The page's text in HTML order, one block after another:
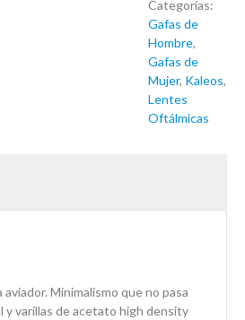
Categorías:
Gafas de
Hombre,
Gafas de
Mujer, Kaleos,
Lentes
Oftálmicas
Minimalismo que no pasa
y varillas de acetato high density